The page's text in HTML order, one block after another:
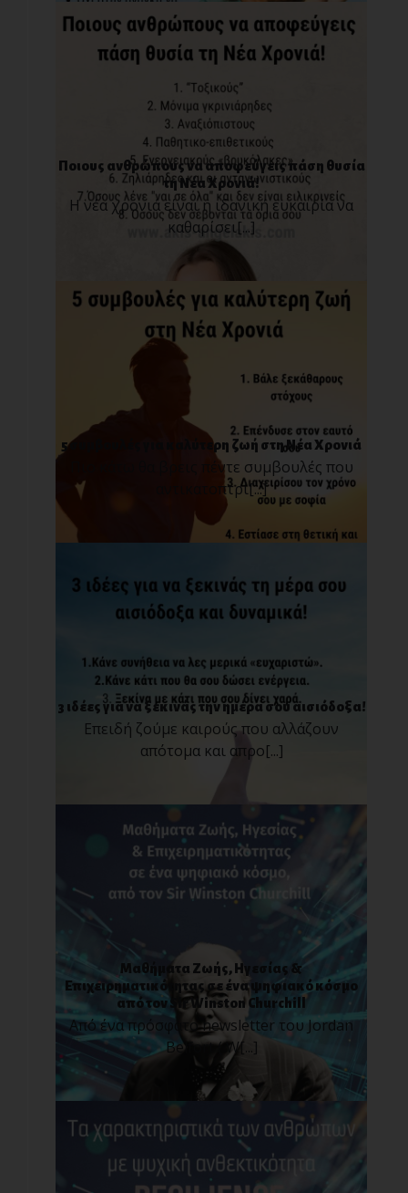
Ποιους ανθρώπους να αποφεύγεις πάση θυσία
τη Νέα Χρονιά!
Η νέα χρονιά είναι η ιδανική ευκαιρία να
καθαρίσει[...]
5 συμβουλές για καλύτερη ζωή στη Νέα Χρονιά
Πιο κάτω θα βρεις πέντε συμβουλές που
αντικατοπτρί[...]
3 ιδέες για να ξεκινάς την ημέρα σου αισιόδοξα!
Επειδή ζούμε καιρούς που αλλάζουν
απότομα και απρο[...]
Μαθήματα Ζωής, Ηγεσίας &
Επιχειρηματικότητας σε ένα ψηφιακό κόσμο
από τον Sir Winston Churchill
Από ένα πρόσφατο newsletter του Jordan
Belfort ( W[...]